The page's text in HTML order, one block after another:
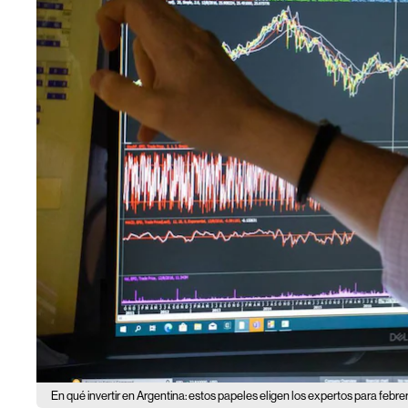
En qué invertir en Argentina: estos papeles eligen los expertos para